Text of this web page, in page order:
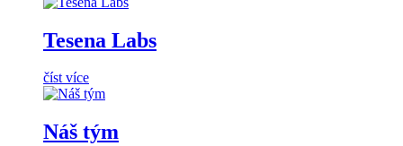
Tesena Labs
číst více
Náš tým